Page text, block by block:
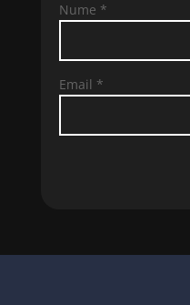
Nume *
Email *